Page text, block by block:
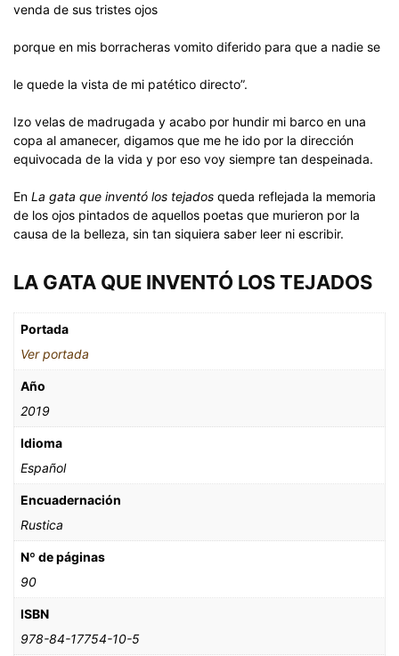
venda de sus tristes ojos
porque en mis borracheras vomito diferido para que a nadie se
le quede la vista de mi patético directo”.
Izo velas de madrugada y acabo por hundir mi barco en una
copa al amanecer, digamos que me he ido por la dirección
equivocada de la vida y por eso voy siempre tan despeinada.
En La gata que inventó los tejados queda reflejada la memoria
de los ojos pintados de aquellos poetas que murieron por la
causa de la belleza, sin tan siquiera saber leer ni escribir.
LA GATA QUE INVENTÓ LOS TEJADOS
Portada
Ver portada
Año
2019
Idioma
Español
Encuadernación
Rustica
Nº de páginas
90
ISBN
978-84-17754-10-5